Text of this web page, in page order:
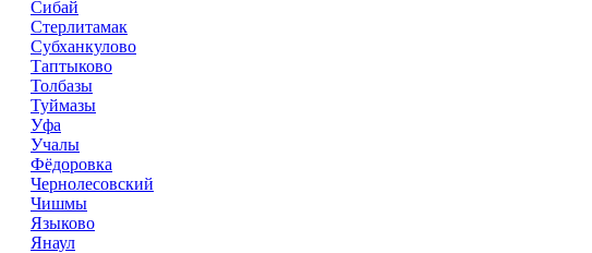
Сибай
Стерлитамак
Субханкулово
Таптыково
Толбазы
Туймазы
Уфа
Учалы
Фёдоровка
Чернолесовский
Чишмы
Языково
Янаул